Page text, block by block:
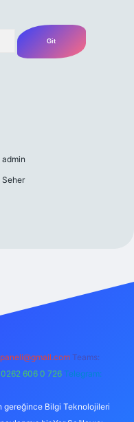
admin
Seher
Teams:
606 0 726 Telegram:
gereğince Bilgi Teknolojileri